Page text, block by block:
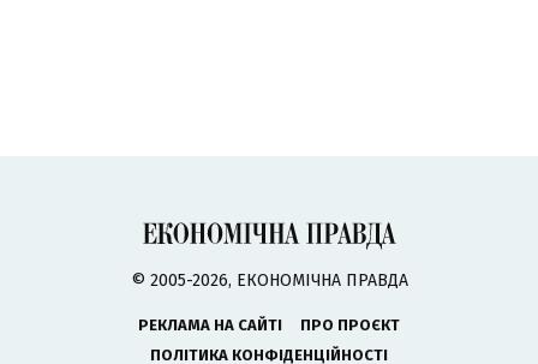
© 2005-2026, ЕКОНОМІЧНА ПРАВДА
РЕКЛАМА НА САЙТІ
ПРО ПРОЄКТ
ПОЛІТИКА КОНФІДЕНЦІЙНОСТІ